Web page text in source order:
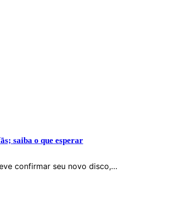
saiba o que esperar
confirmar seu novo disco,…